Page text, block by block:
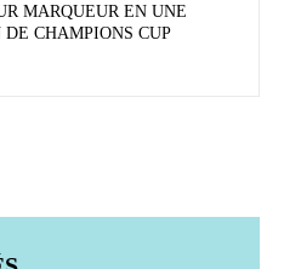
MARQUEUR EN UNE
CHAMPIONS CUP